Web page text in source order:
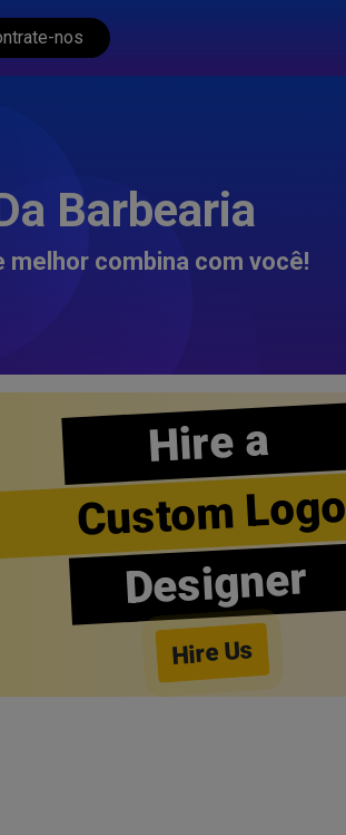
nos
Barbearia
melhor combina com você!
Hire a
Custom Logo
Designer
Hire Us